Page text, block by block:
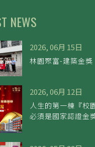
NEWS
2026, 06月 15日
林園聚富-建築金獎
2026, 06月 12日
人生的第一棟『校
必須是國家認證金